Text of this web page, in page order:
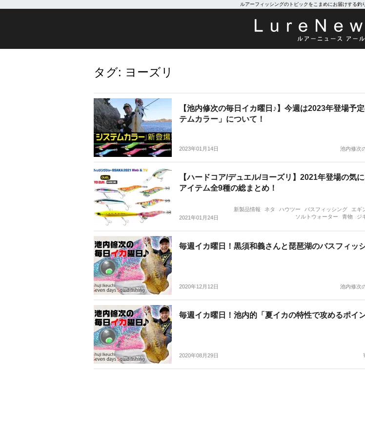
ルアーフィッシングのトピックをこまめにお届けする釣
タグ: ヨーズリ
【池内修次の毎日イカ曜日♪】今週は2023年登場予
テムカラー」について！
2023年01月14日 池内修次
【ハードコア/デュエル/ヨーズリ】2021年登場の気
アイテム全9種の総まとめ！
2021年01月24日
新製品情報 ネタ ハウツー バスフィッシング エギ
ソルトウォーター
青物 ジ
毎週イカ曜日！黒須和義さんと琵琶湖のバスフィッ
2020年12月12日 池内修次
毎週イカ曜日！池内的「夏イカの特性で攻めるポイン
2020年08月29日